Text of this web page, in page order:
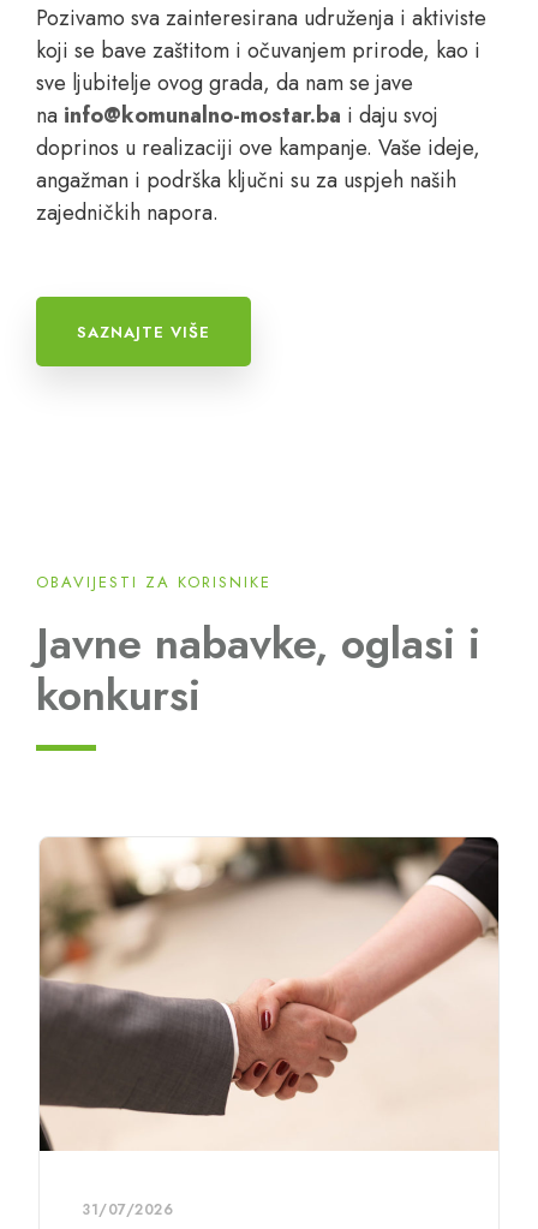
Pozivamo sva zainteresirana udruženja i aktiviste
koji se bave zaštitom i očuvanjem prirode, kao i
sve ljubitelje ovog grada, da nam se jave
na info@komunalno-mostar.ba i daju svoj
doprinos u realizaciji ove kampanje. Vaše ideje,
angažman i podrška ključni su za uspjeh naših
zajedničkih napora.
SAZNAJTE VIŠE
OBAVIJESTI ZA KORISNIKE
Javne nabavke, oglasi i
konkursi
10/06/2026